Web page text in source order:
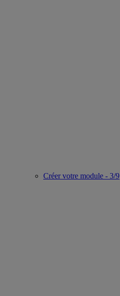
Créer votre module - 3/9